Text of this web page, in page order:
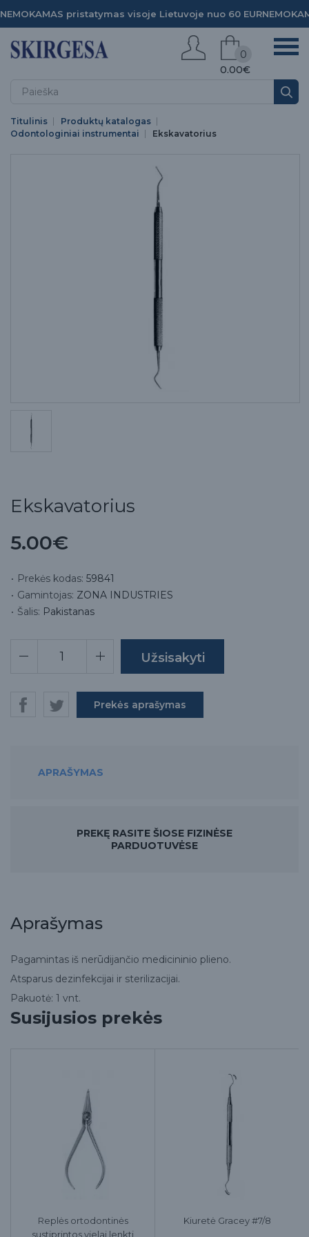
NEMOKAMAS pristatymas visoje Lietuvoje nuo 60 EUR
0.00€
0
Titulinis
Produktų katalogas
Odontologiniai instrumentai
Ekskavatorius
Ekskavatorius
5.00€
Prekės kodas: 59841
Gamintojas: ZONA INDUSTRIES
Šalis: Pakistanas
Prekės aprašymas
APRAŠYMAS
PREKĘ RASITE ŠIOSE FIZINĖSE
PARDUOTUVĖSE
Aprašymas
Pagamintas iš nerūdijančio medicininio plieno.
Atsparus dezinfekcijai ir sterilizacijai.
Pakuotė: 1 vnt.
Susijusios prekės
Replės ortodontinės
sustiprintos vielai lenkti
Kiuretė Gracey #7/8